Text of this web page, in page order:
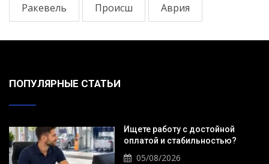
Ракевель Происш Аврия
ПОПУЛЯРНЫЕ СТАТЬИ
Ищете работу с достойной
оплатой и стабильностью?
05/08/2026